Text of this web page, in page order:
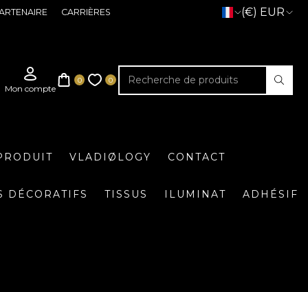
CARRIÈRES (€) EUR
VLADIØLOGY CONTACT
DÉCORATIFS TISSUS ILUMINAT ADHÉSIF